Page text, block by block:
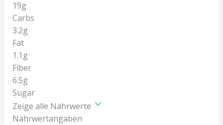
19g
Carbs
3.2g
Fat
1.1g
Fiber
6.5g
Sugar
Zeige alle Nährwerte
Nährwertangaben